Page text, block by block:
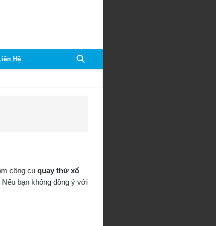
Hệ
công cụ quay thử xổ
bạn không đồng ý với